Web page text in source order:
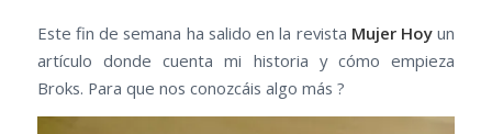
Este fin de semana ha salido en la revista Mujer Hoy un
artículo donde cuenta mi historia y cómo empieza
Broks. Para que nos conozcáis algo más ?